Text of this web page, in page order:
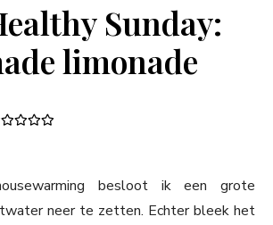
Sunday:
limonade
besloot ik een grote
neer te zetten. Echter bleek het